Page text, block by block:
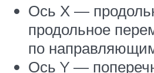
Ось Х —
продольное
по
Ось Y —